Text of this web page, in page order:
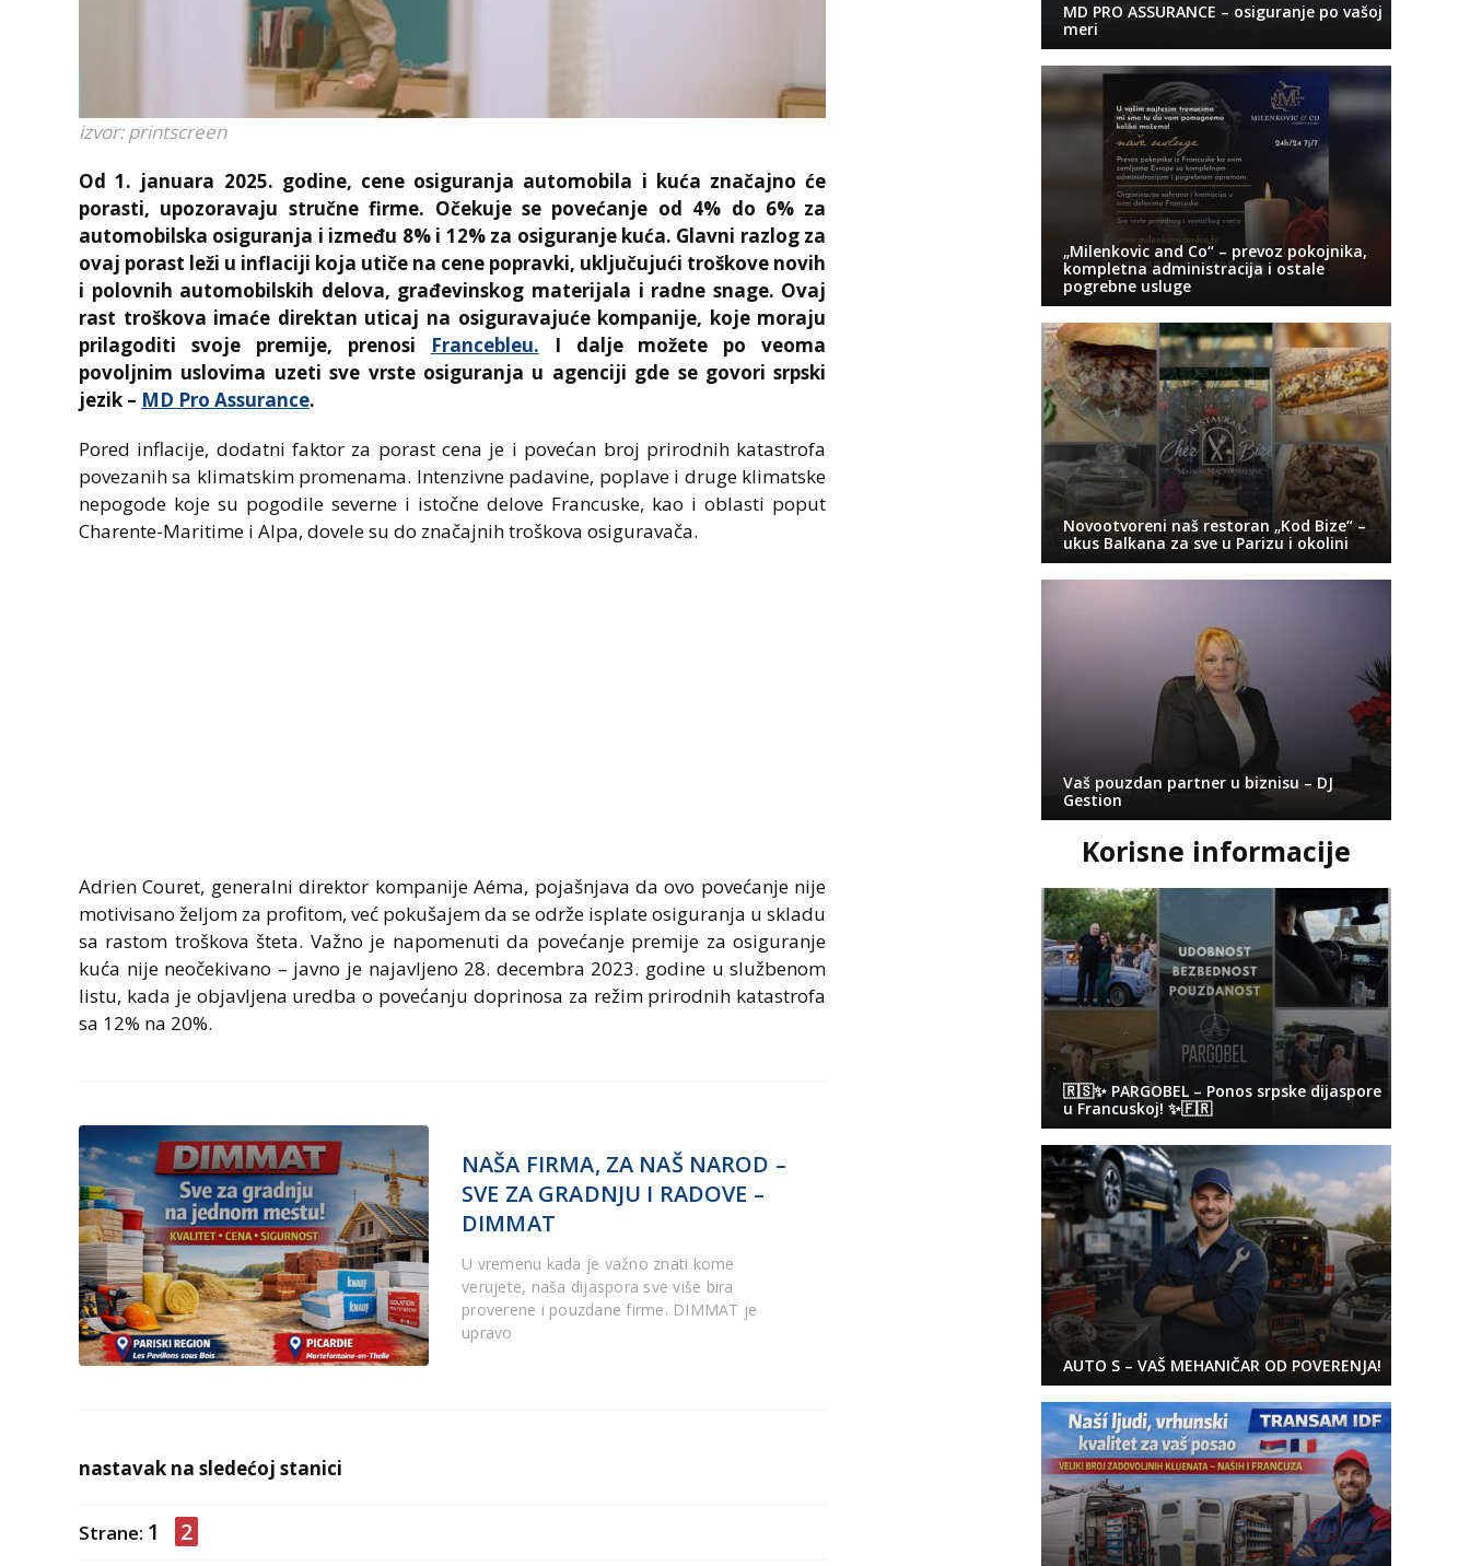
izvor: printscreen
Od 1. januara 2025. godine, cene osiguranja automobila i kuća značajno će
porasti, upozoravaju stručne firme. Očekuje se povećanje od 4% do 6% za
automobilska osiguranja i između 8% i 12% za osiguranje kuća. Glavni razlog za
ovaj porast leži u inflaciji koja utiče na cene popravki, uključujući troškove novih
i polovnih automobilskih delova, građevinskog materijala i radne snage. Ovaj
rast troškova imaće direktan uticaj na osiguravajuće kompanije, koje moraju
prilagoditi svoje premije, prenosi
Francebleu. I dalje možete po veoma
povoljnim uslovima uzeti sve vrste osiguranja u agenciji gde se govori srpski
jezik – MD Pro Assurance.
Pored inflacije, dodatni faktor za porast cena je i povećan broj prirodnih katastrofa
povezanih sa klimatskim promenama. Intenzivne padavine, poplave i druge klimatske
nepogode koje su pogodile severne i istočne delove Francuske, kao i oblasti poput
Charente-Maritime i Alpa, dovele su do značajnih troškova osiguravača.
Adrien Couret, generalni direktor kompanije Aéma, pojašnjava da ovo povećanje nije
motivisano željom za profitom, već pokušajem da se održe isplate osiguranja u skladu
sa rastom troškova šteta. Važno je napomenuti da povećanje premije za osiguranje
kuća nije neočekivano – javno je najavljeno 28. decembra 2023. godine u službenom
listu, kada je objavljena uredba o povećanju doprinosa za režim prirodnih katastrofa
sa 12% na 20%.
NAŠA FIRMA, ZA NAŠ NAROD –
SVE ZA GRADNJU I RADOVE –
DIMMAT
U vremenu kada je važno znati kome
verujete, naša dijaspora sve više bira
proverene i pouzdane firme. DIMMAT je
upravo
nastavak na sledećoj stanici
Strane: 1 2
MD PRO ASSURANCE – osiguranje po vašoj
meri
„Milenkovic and Co“ – prevoz pokojnika,
kompletna administracija i ostale
pogrebne usluge
Novootvoreni naš restoran „Kod Bize“ –
ukus Balkana za sve u Parizu i okolini
Vaš pouzdan partner u biznisu – DJ
Gestion
Korisne informacije
🇷🇸✨ PARGOBEL – Ponos srpske dijaspore
u Francuskoj! ✨🇫🇷
AUTO S – VAŠ MEHANIČAR OD POVERENJA!